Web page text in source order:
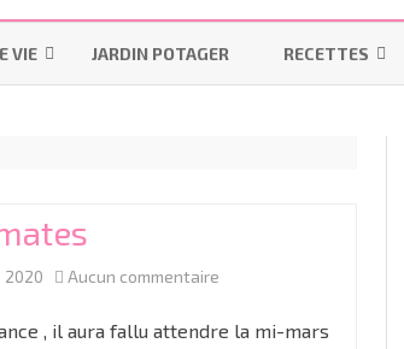
au
VIE JARDIN POTAGER RECETTES
2020 Aucun commentaire
, il aura fallu attendre la mi-mars